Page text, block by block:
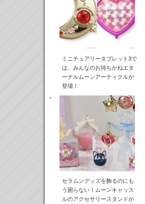
ミニチュアリータブレット3で
は、みんなのお待ちかねエタ
ーナルムーンアーティクルが
登場！
セラムングッズを飾るのにも
う困らない！ムーンキャッス
ルのアクセサリースタンドが